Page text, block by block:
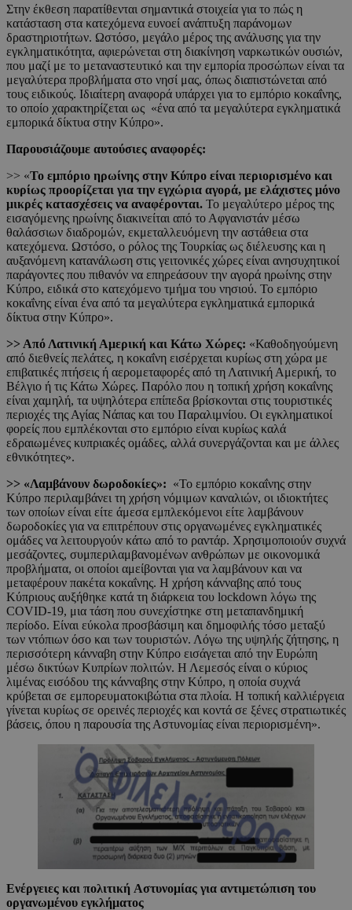
Στην έκθεση παρατίθενται σημαντικά στοιχεία για το πώς η
κατάσταση στα κατεχόμενα ευνοεί ανάπτυξη παράνομων
δραστηριοτήτων. Ωστόσο, μεγάλο μέρος της ανάλυσης για την
εγκληματικότητα, αφιερώνεται στη διακίνηση ναρκωτικών ουσιών,
που μαζί με το μεταναστευτικό και την εμπορία προσώπων είναι τα
μεγαλύτερα προβλήματα στο νησί μας, όπως διαπιστώνεται από
τους ειδικούς. Ιδιαίτερη αναφορά υπάρχει για το εμπόριο κοκαΐνης,
το οποίο χαρακτηρίζεται ως «ένα από τα μεγαλύτερα εγκληματικά
εμπορικά δίκτυα στην Κύπρο».
Παρουσιάζουμε αυτούσιες αναφορές:
>> «Το εμπόριο ηρωίνης στην Κύπρο είναι περιορισμένο και
κυρίως προορίζεται για την εγχώρια αγορά, με ελάχιστες μόνο
μικρές κατασχέσεις να αναφέρονται. Το μεγαλύτερο μέρος της
εισαγόμενης ηρωίνης διακινείται από το Αφγανιστάν μέσω
θαλάσσιων διαδρομών, εκμεταλλευόμενη την αστάθεια στα
κατεχόμενα. Ωστόσο, ο ρόλος της Τουρκίας ως διέλευσης και η
αυξανόμενη κατανάλωση στις γειτονικές χώρες είναι ανησυχητικοί
παράγοντες που πιθανόν να επηρεάσουν την αγορά ηρωίνης στην
Κύπρο, ειδικά στο κατεχόμενο τμήμα του νησιού. Το εμπόριο
κοκαΐνης είναι ένα από τα μεγαλύτερα εγκληματικά εμπορικά
δίκτυα στην Κύπρο».
>> Από Λατινική Αμερική και Κάτω Χώρες: «Καθοδηγούμενη
από διεθνείς πελάτες, η κοκαΐνη εισέρχεται κυρίως στη χώρα με
επιβατικές πτήσεις ή αερομεταφορές από τη Λατινική Αμερική, το
Βέλγιο ή τις Κάτω Χώρες. Παρόλο που η τοπική χρήση κοκαΐνης
είναι χαμηλή, τα υψηλότερα επίπεδα βρίσκονται στις τουριστικές
περιοχές της Αγίας Νάπας και του Παραλιμνίου. Οι εγκληματικοί
φορείς που εμπλέκονται στο εμπόριο είναι κυρίως καλά
εδραιωμένες κυπριακές ομάδες, αλλά συνεργάζονται και με άλλες
εθνικότητες».
>> «Λαμβάνουν δωροδοκίες»: «Το εμπόριο κοκαΐνης στην
Κύπρο περιλαμβάνει τη χρήση νόμιμων καναλιών, οι ιδιοκτήτες
των οποίων είναι είτε άμεσα εμπλεκόμενοι είτε λαμβάνουν
δωροδοκίες για να επιτρέπουν στις οργανωμένες εγκληματικές
ομάδες να λειτουργούν κάτω από το ραντάρ. Χρησιμοποιούν συχνά
μεσάζοντες, συμπεριλαμβανομένων ανθρώπων με οικονομικά
προβλήματα, οι οποίοι αμείβονται για να λαμβάνουν και να
μεταφέρουν πακέτα κοκαΐνης. Η χρήση κάνναβης από τους
Κύπριους αυξήθηκε κατά τη διάρκεια του lockdown λόγω της
COVID-19, μια τάση που συνεχίστηκε στη μεταπανδημική
περίοδο. Είναι εύκολα προσβάσιμη και δημοφιλής τόσο μεταξύ
των ντόπιων όσο και των τουριστών. Λόγω της υψηλής ζήτησης, η
περισσότερη κάνναβη στην Κύπρο εισάγεται από την Ευρώπη
μέσω δικτύων Κυπρίων πολιτών. Η Λεμεσός είναι ο κύριος
λιμένας εισόδου της κάνναβης στην Κύπρο, η οποία συχνά
κρύβεται σε εμπορευματοκιβώτια στα πλοία. Η τοπική καλλιέργεια
γίνεται κυρίως σε ορεινές περιοχές και κοντά σε ξένες στρατιωτικές
βάσεις, όπου η παρουσία της Αστυνομίας είναι περιορισμένη».
Ενέργειες και πολιτική Αστυνομίας για αντιμετώπιση του
οργανωμένου εγκλήματος